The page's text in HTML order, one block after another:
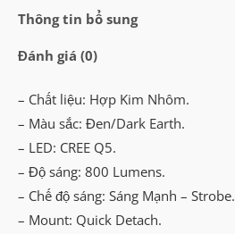
lượng
Thông tin bổ sung
Đánh giá (0)
– Chất liệu: Hợp Kim Nhôm.
– Màu sắc: Đen/Dark Earth.
– LED: CREE Q5.
– Độ sáng: 800 Lumens.
– Chế độ sáng: Sáng Mạnh – Strobe.
– Mount: Quick Detach.